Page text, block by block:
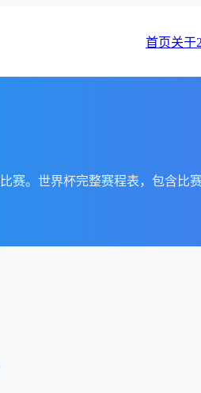
首页关于
赛。世界杯完整赛程表，包含比